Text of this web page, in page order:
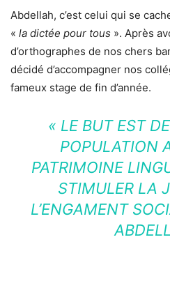
Abdellah, c’est celui qui se
« la dictée pour tous ». Après
d’orthographes de nos chers
décidé d’accompagner nos
fameux stage de fin d’année.
« LE BUT EST
POPULATION
PATRIMOINE
STIMULER LA
L’ENGAMENT